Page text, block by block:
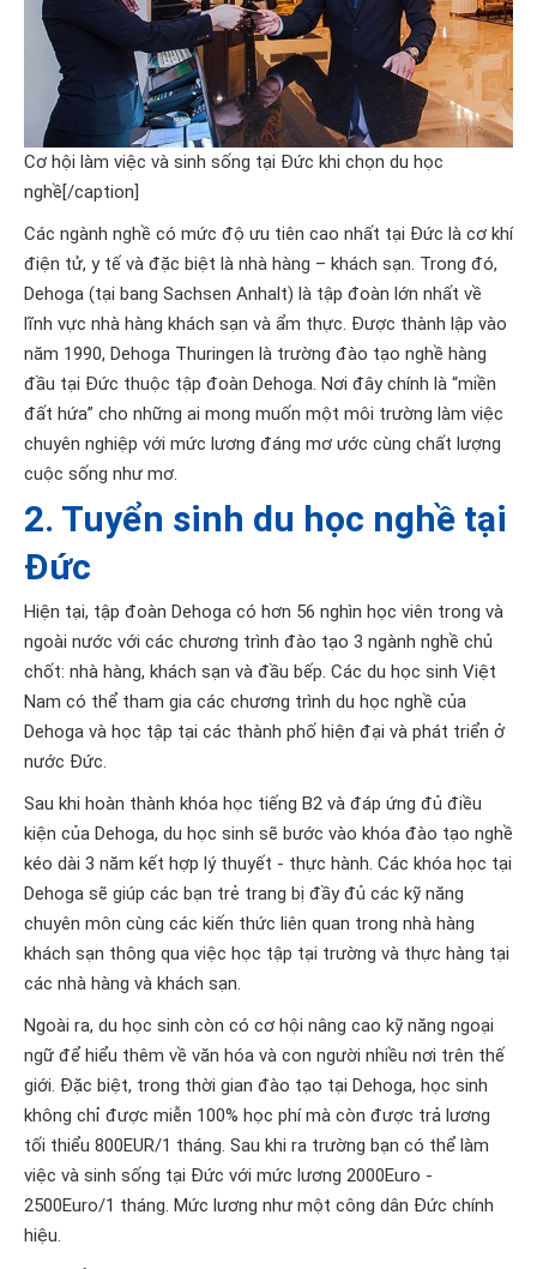
Cơ hội làm việc và sinh sống tại Đức khi chọn du học
nghề[/caption]
Các ngành nghề có mức độ ưu tiên cao nhất tại Đức là cơ khí
điện tử, y tế và đặc biệt là nhà hàng – khách sạn. Trong đó,
Dehoga (tại bang Sachsen Anhalt) là tập đoàn lớn nhất về
lĩnh vực nhà hàng khách sạn và ẩm thực. Được thành lập vào
năm 1990, Dehoga Thuringen là trường đào tạo nghề hàng
đầu tại Đức thuộc tập đoàn Dehoga. Nơi đây chính là “miền
đất hứa” cho những ai mong muốn một môi trường làm việc
chuyên nghiệp với mức lương đáng mơ ước cùng chất lượng
cuộc sống như mơ.
2. Tuyển sinh du học nghề tại
Đức
Hiện tại, tập đoàn Dehoga có hơn 56 nghìn học viên trong và
ngoài nước với các chương trình đào tạo 3 ngành nghề chủ
chốt: nhà hàng, khách sạn và đầu bếp. Các du học sinh Việt
Nam có thể tham gia các chương trình du học nghề của
Dehoga và học tập tại các thành phố hiện đại và phát triển ở
nước Đức.
Sau khi hoàn thành khóa học tiếng B2 và đáp ứng đủ điều
kiện của Dehoga, du học sinh sẽ bước vào khóa đào tạo nghề
kéo dài 3 năm kết hợp lý thuyết - thực hành. Các khóa học tại
Dehoga sẽ giúp các bạn trẻ trang bị đầy đủ các kỹ năng
chuyên môn cùng các kiến thức liên quan trong nhà hàng
khách sạn thông qua việc học tập tại trường và thực hàng tại
các nhà hàng và khách sạn.
Ngoài ra, du học sinh còn có cơ hội nâng cao kỹ năng ngoại
ngữ để hiểu thêm về văn hóa và con người nhiều nơi trên thế
giới. Đặc biệt, trong thời gian đào tạo tại Dehoga, học sinh
không chỉ được miễn 100% học phí mà còn được trả lương
tối thiểu 800EUR/1 tháng. Sau khi ra trường bạn có thể làm
việc và sinh sống tại Đức với mức lương 2000Euro -
2500Euro/1 tháng. Mức lương như một công dân Đức chính
hiệu.